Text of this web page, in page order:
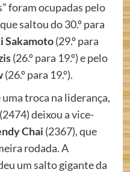
foram ocupadas pelo
que saltou do 30.º para
Sakamoto(29.º para
(26.º para 19.º) e pelo
(26.º para 19.º).
troca na liderança,
(2474) deixou a vice-
Chai (2367), que
rodada. A
um salto gigante da